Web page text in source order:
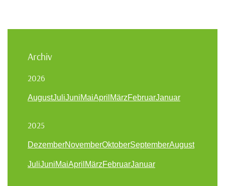
Archiv
2026
AugustJuliJuniMaiApril MärzFebruarJanuar
2025
DezemberNovemberOktoberSeptemberAugust
JuliJuniMaiApril MärzFebruarJanuar